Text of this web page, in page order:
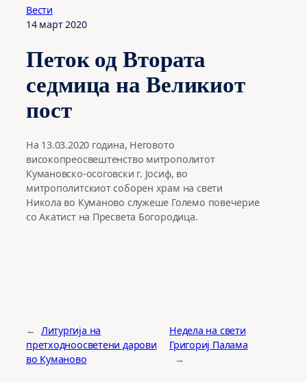
Вести
14 март 2020
Петок од Втората
седмица на Великиот
пост
На 13.03.2020 година, Неговото
високопреосвештенство митрополитот
Кумановско-осоговски г. Јосиф, во
митрополитскиот соборен храм на свети
Никола во Куманово служеше Големо повечерие
со Акатист на Пресвета Богородица.
← Литургија на
претходноосветени дарови
во Куманово
Недела на свети
Григориј Палама
→